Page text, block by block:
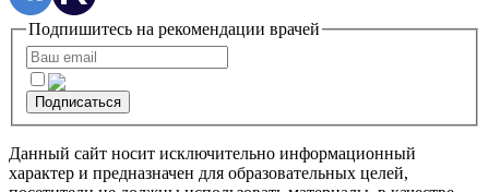
Подпишитесь на рекомендации врачей
Подписаться
Данный сайт носит исключительно информационный
характер и предназначен для образовательных целей,